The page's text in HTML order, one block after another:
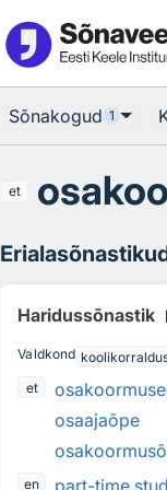
Sõnakogud 1
et
Haridussõnastik
Valdkond
et
osaajaõpe
en part-time